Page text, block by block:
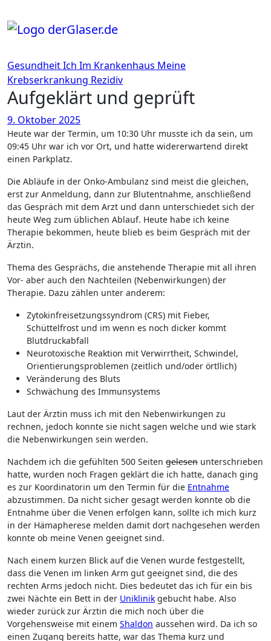
Inhalt
springen
GesundheitIch Im Krankenhaus Meine
Krebserkrankung Rezidiv
Aufgeklärt und geprüft
9. Oktober 2025
Heute war der Termin, um 10:30 Uhr musste ich da sein, um
09:45 Uhr war ich vor Ort, und hatte widererwartend direkt
einen Parkplatz.
Die Abläufe in der Onko-Ambulanz sind meist die gleichen,
erst zur Anmeldung, dann zur Blutentnahme, anschließend
das Gespräch mit dem Arzt und dann unterschiedet sich der
heute Weg zum üblichen Ablauf. Heute habe ich keine
Therapie bekommen, heute blieb es beim Gespräch mit der
Ärztin.
Thema des Gesprächs, die anstehende Therapie mit all ihren
Vor- aber auch den Nachteilen (Nebenwirkungen) der
Therapie. Dazu zählen unter anderem:
Zytokinfreisetzungssyndrom (CRS) mit Fieber,
Schüttelfrost und im wenn es noch dicker kommt
Blutdruckabfall
Neurotoxische Reaktion mit Verwirrtheit, Schwindel,
Orientierungsproblemen (zeitlich und/oder örtllich)
Veränderung des Bluts
Schwächung des Immunsystems
Laut der Ärztin muss ich mit den Nebenwirkungen zu
rechnen, jedoch konnte sie nicht sagen welche und wie stark
die Nebenwirkungen sein werden.
Nachdem ich die gefühlten 500 Seiten gelesen unterschrieben
hatte, wurden noch Fragen geklärt die ich hatte, danach ging
es zur Koordinatorin um den Termin für die Entnahme
abzustimmen. Da nicht sicher gesagt werden konnte ob die
Entnahme über die Venen erfolgen kann, sollte ich mich kurz
in der Hämapherese melden damit dort nachgesehen werden
konnte ob meine Venen geeignet sind.
Nach einem kurzen Blick auf die Venen wurde festgestellt,
dass die Venen im linken Arm gut geeignet sind, die des
rechten Arms jedoch nicht. Dies bedeutet das ich für ein bis
zwei Nächte ein Bett in der Uniklinik gebucht habe. Also
wieder zurück zur Ärztin die mich noch über die
Vorgehensweise mit einem Shaldon aussehen wird. Da ich so
einen Zugang bereits hatte, war das Thema kurz und